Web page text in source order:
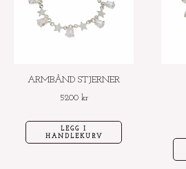
ARMBÅND STJERNER
5200 kr
LEGG I
HANDLEKURV